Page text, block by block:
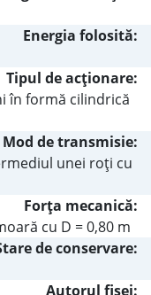
Energia folosită:
Tipul de acţionare:
în formă cilindrică
Mod de transmisie:
unei roţi cu
Forţa mecanică:
cu D = 0,80 m
de conservare:
Autorul fişei: